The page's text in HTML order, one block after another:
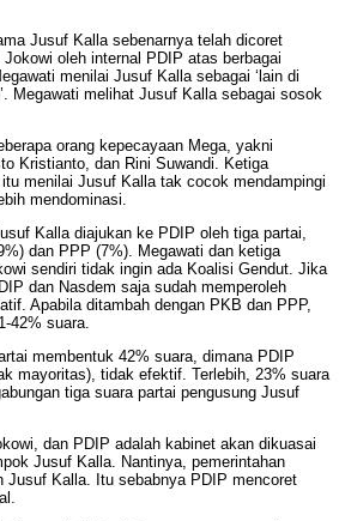
Jusuf Kalla sebenarnya telah dicoret
oleh internal PDIP atas berbagai
menilai Jusuf Kalla sebagai ‘lain di
Megawati melihat Jusuf Kalla sebagai sosok
orang kepecayaan Mega, yakni
Kristianto, dan Rini Suwandi. Ketiga
menilai Jusuf Kalla tak cocok mendampingi
mendominasi.
Kalla diajukan ke PDIP oleh tiga partai,
dan PPP (7%). Megawati dan ketiga
sendiri tidak ingin ada Koalisi Gendut. Jika
dan Nasdem saja sudah memperoleh
Apabila ditambah dengan PKB dan PPP,
42% suara.
membentuk 42% suara, dimana PDIP
mayoritas), tidak efektif. Terlebih, 23% suara
tiga suara partai pengusung Jusuf
dan PDIP adalah kabinet akan dikuasai
Jusuf Kalla. Nantinya, pemerintahan
Jusuf Kalla. Itu sebabnya PDIP mencoret